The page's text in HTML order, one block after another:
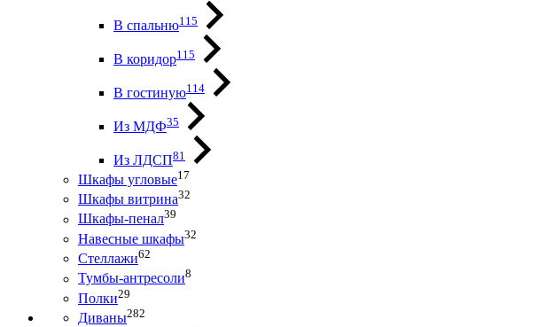
В спальню115
В коридор115
В гостиную114
Из МДФ35
Из ЛДСП81
Шкафы угловые17
Шкафы витрина32
Шкафы-пенал39
Навесные шкафы32
Стеллажи62
Тумбы-антресоли8
Полки29
Диваны282